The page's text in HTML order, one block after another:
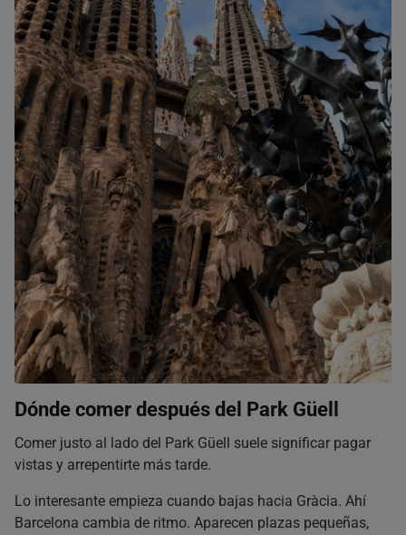
Dónde comer después del Park Güell
Comer justo al lado del Park Güell suele significar pagar
vistas y arrepentirte más tarde.
Lo interesante empieza cuando bajas hacia Gràcia. Ahí
Barcelona cambia de ritmo. Aparecen plazas pequeñas,